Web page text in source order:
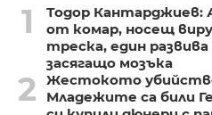
1
Тодор Кантарджиев:
от комар, носещ
треска, един
засягащо мозъка
2
Жестокото
Младежите са били